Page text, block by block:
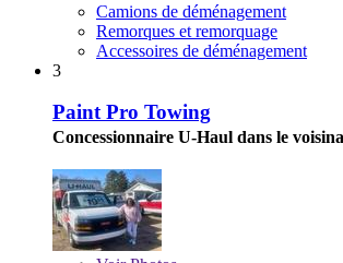
Camions de déménagement
Remorques et remorquage
Accessoires de déménagement
3
Paint Pro Towing
Concessionnaire U-Haul dans le